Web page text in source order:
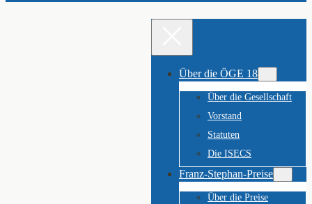
Über die ÖGE 18
Über die Gesellschaft
Vorstand
Statuten
Die ISECS
Franz-Stephan-Preise
Über die Preise